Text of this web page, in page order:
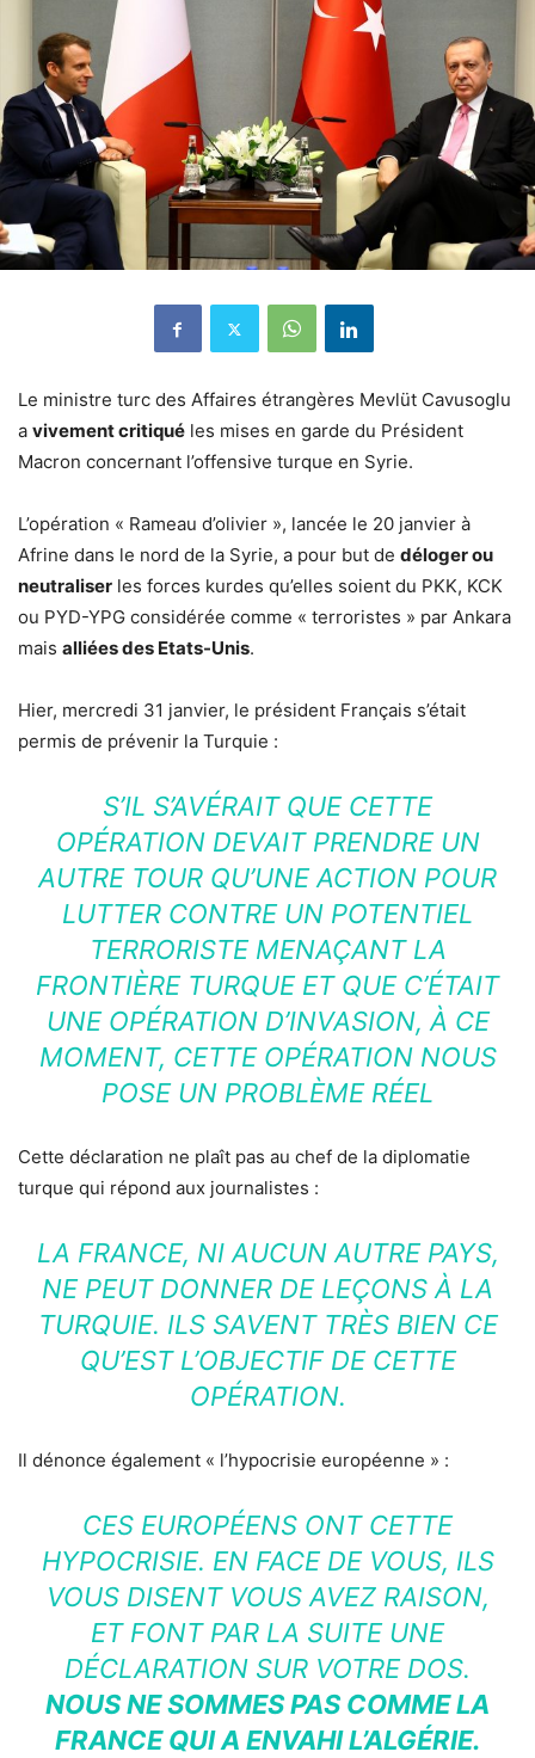
Le ministre turc des Affaires étrangères Mevlüt Cavusoglu
a vivement critiqué les mises en garde du Président
Macron concernant l’offensive turque en Syrie.
L’opération « Rameau d’olivier », lancée le 20 janvier à
Afrine dans le nord de la Syrie, a pour but de déloger ou
neutraliser les forces kurdes qu’elles soient du PKK, KCK
ou PYD-YPG considérée comme « terroristes » par Ankara
mais alliées des Etats-Unis.
Hier, mercredi 31 janvier, le président Français s’était
permis de prévenir la Turquie :
S’IL S’AVÉRAIT QUE CETTE
OPÉRATION DEVAIT PRENDRE UN
AUTRE TOUR QU’UNE ACTION POUR
LUTTER CONTRE UN POTENTIEL
TERRORISTE MENAÇANT LA
FRONTIÈRE TURQUE ET QUE C’ÉTAIT
UNE OPÉRATION D’INVASION, À CE
MOMENT, CETTE OPÉRATION NOUS
POSE UN PROBLÈME RÉEL
Cette déclaration ne plaît pas au chef de la diplomatie
turque qui répond aux journalistes :
LA FRANCE, NI AUCUN AUTRE PAYS,
NE PEUT DONNER DE LEÇONS À LA
TURQUIE. ILS SAVENT TRÈS BIEN CE
QU’EST L’OBJECTIF DE CETTE
OPÉRATION.
Il dénonce également « l’hypocrisie européenne » :
CES EUROPÉENS ONT CETTE
HYPOCRISIE. EN FACE DE VOUS, ILS
VOUS DISENT VOUS AVEZ RAISON,
ET FONT PAR LA SUITE UNE
DÉCLARATION SUR VOTRE DOS.
NOUS NE SOMMES PAS COMME LA
FRANCE QUI A ENVAHI L’ALGÉRIE.